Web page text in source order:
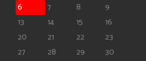
6 7 8
9
13 14 15
16
20 21 22
23
27 28 29
30